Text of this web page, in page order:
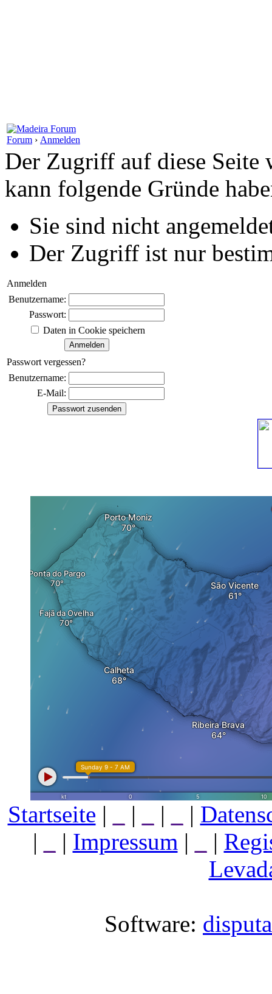
Forum › Anmelden
Der Zugriff auf diese Seite
kann folgende Gründe
Sie sind nicht
Der Zugriff ist nur
Anmelden
Benutzername:
Passwort:
Daten in Cookie speichern
Passwort vergessen?
Benutzername:
E-Mail:
Startseite | | | |
|
| Impressum | |
Software: